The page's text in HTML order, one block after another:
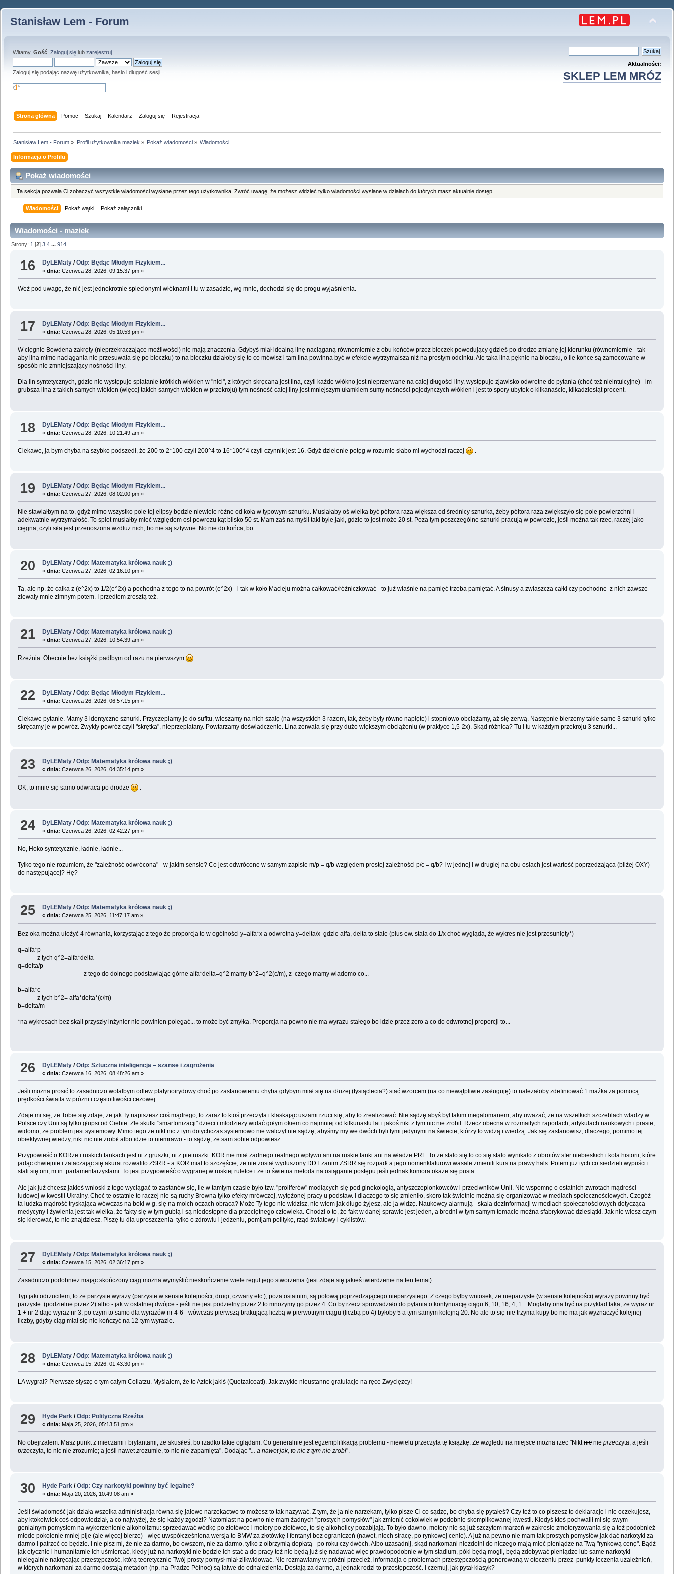
Stanisław Lem - Forum
Witamy, Gość Zaloguj się lub zarejestruj
Zaloguj się podając nazwę użytkownika, hasło i długość sesji
Aktualności:
SKLEP LEM MRÓZ
Strona główna Pomoc Szukaj Kalendarz Zaloguj się Rejestracja
Stanisław Lem - Forum » Profil użytkownika maziek » Pokaż wiadomości» Wiadomości
Informacja o Profilu
Pokaż wiadomości
Ta sekcja pozwala Ci zobaczyć wszystkie wiadomości wysłane przez tego użytkownika. Zwróć uwagę, że możesz widzieć tylko wiadomości wysłane w działach do których masz aktualnie dostęp.
Wiadomości Pokaż wątki Pokaż załączniki
Wiadomości - maziek
Strony: 1 [2]3 4 ...914
16 DyLEMaty /Odp: Będąc Młodym Fizykiem...
«dnia: Czerwca 28, 2026, 09:15:37 pm »
Weź pod uwagę, że nić jest jednokrotnie splecionymi włóknami i tu w zasadzie, wg mnie, dochodzi się do progu wyjaśnienia.
17 DyLEMaty /Odp: Będąc Młodym Fizykiem...
«dnia: Czerwca 28, 2026, 05:10:53 pm »
W cięgnie Bowdena zakręty (nieprzekraczające możliwości) nie mają znaczenia. Gdybyś miał idealną linę naciąganą równomiernie z obu końców przez bloczek powodujący gdzieś po drodze zmianę jej kierunku (równomiernie - tak
aby lina mimo naciągania nie przesuwała się po bloczku) to na bloczku działoby się to co mówisz i tam lina powinna być w efekcie wytrzymalsza niż na prostym odcinku. Ale taka lina pęknie na bloczku, o ile końce są zamocowane w
sposób nie zmniejszający nośności liny.
Dla lin syntetycznych, gdzie nie występuje splatanie krótkich włókien w "nici", z których skręcana jest lina, czyli każde włókno jest nieprzerwane na całej długości liny, występuje zjawisko odwrotne do pytania (choć też nieintuicyjne) - im
grubsza lina z takich samych włókien (więcej takich samych włókien w przekroju) tym nośność całej liny jest mniejszym ułamkiem sumy nośności pojedynczych włókien i jest to spory ubytek o kilkanaście, kilkadziesiąt procent.
18 DyLEMaty /Odp: Będąc Młodym Fizykiem...
«dnia: Czerwca 28, 2026, 10:21:49 am »
Ciekawe, ja bym chyba na szybko podszedł, że 200 to 2*100 czyli 200^4 to 16*100^4 czyli czynnik jest 16. Gdyż dzielenie potęg w rozumie słabo mi wychodzi raczej .
19 DyLEMaty /Odp: Będąc Młodym Fizykiem...
«dnia: Czerwca 27, 2026, 08:02:00 pm »
Nie stawiałbym na to, gdyż mimo wszystko pole tej elipsy będzie niewiele różne od koła w typowym sznurku. Musiałaby oś wielka być półtora raza większa od średnicy sznurka, żeby półtora raza zwiększyło się pole powierzchni i
adekwatnie wytrzymałość. To splot musiałby mieć względem osi powrozu kąt blisko 50 st. Mam zaś na myśli taki byle jaki, gdzie to jest może 20 st. Poza tym poszczególne sznurki pracują w powrozie, jeśli można tak rzec, raczej jako
cięgna, czyli siła jest przenoszona wzdłuż nich, bo nie są sztywne. No nie do końca, bo...
20 DyLEMaty /Odp: Matematyka królowa nauk ;)
«dnia: Czerwca 27, 2026, 02:16:10 pm »
Ta, ale np. że całka z (e^2x) to 1/2(e^2x) a pochodna z tego to na powrót (e^2x) - i tak w koło Macieju można całkować/różniczkować - to już właśnie na pamięć trzeba pamiętać. A śinusy a zwłaszcza całki czy pochodne z nich zawsze
zlewały mnie zimnym potem. I przedtem zresztą też.
21 DyLEMaty /Odp: Matematyka królowa nauk ;)
«dnia: Czerwca 27, 2026, 10:54:39 am »
Rzeźnia. Obecnie bez książki padłbym od razu na pierwszym .
22 DyLEMaty /Odp: Będąc Młodym Fizykiem...
«dnia: Czerwca 26, 2026, 06:57:15 pm »
Ciekawe pytanie. Mamy 3 identyczne sznurki. Przyczepiamy je do sufitu, wieszamy na nich szalę (na wszystkich 3 razem, tak, żeby były równo napięte) i stopniowo obciążamy, aż się zerwą. Następnie bierzemy takie same 3 sznurki tylko
skręcamy je w powróz. Zwykły powróz czyli "skrętka", nieprzeplatany. Powtarzamy doświadczenie. Lina zerwała się przy dużo większym obciążeniu (w praktyce 1,5-2x). Skąd różnica? Tu i tu w każdym przekroju 3 sznurki...
23 DyLEMaty /Odp: Matematyka królowa nauk ;)
«dnia: Czerwca 26, 2026, 04:35:14 pm »
OK, to mnie się samo odwraca po drodze .
24 DyLEMaty /Odp: Matematyka królowa nauk ;)
«dnia: Czerwca 26, 2026, 02:42:27 pm »
No, Hoko syntetycznie, ładnie, ładnie...
Tylko tego nie rozumiem, że "zależność odwrócona" - w jakim sensie? Co jest odwrócone w samym zapisie m/p = q/b względem prostej zależności p/c = q/b? I w jednej i w drugiej na obu osiach jest wartość poprzedzająca (bliżej OXY)
do następującej? Hę?
25 DyLEMaty /Odp: Matematyka królowa nauk ;)
«dnia: Czerwca 25, 2026, 11:47:17 am »
Bez oka można ułożyć 4 równania, korzystając z tego że proporcja to w ogólności y=alfa*x a odwrotna y=delta/x gdzie alfa, delta to stałe (plus ew. stała do 1/x choć wygląda, że wykres nie jest przesunięty*)
q=alfa*p
z tych q^2=alfa*delta
q=delta/p
z tego do dolnego podstawiając górne alfa*delta=q^2 mamy b^2=q^2(c/m), z czego mamy wiadomo co...
b=alfa*c
z tych b^2= alfa*delta*(c/m)
b=delta/m
*na wykresach bez skali przyszły inżynier nie powinien polegać... to może być zmyłka. Proporcja na pewno nie ma wyrazu stałego bo idzie przez zero a co do odwrotnej proporcji to...
26 DyLEMaty /Odp: Sztuczna inteligencja – szanse i zagrożenia
«dnia: Czerwca 16, 2026, 08:48:26 am »
Jeśli można prosić to zasadniczo wolałbym odlew platynoirydowy choć po zastanowieniu chyba gdybym miał się na dłużej (tysiąclecia?) stać wzorcem (na co niewątpliwie zasługuję) to należałoby zdefiniować 1 maźka za pomocą
prędkości światła w próżni i częstotliwości cezowej.
Zdaje mi się, że Tobie się zdaje, że jak Ty napiszesz coś mądrego, to zaraz to ktoś przeczyta i klaskając uszami rzuci się, aby to zrealizować. Nie sądzę abyś był takim megalomanem, aby uważać, że na wszelkich szczeblach władzy w
Polsce czy Unii są tylko głupsi od Ciebie. Złe skutki "smarfonizacji" dzieci i młodzieży widać gołym okiem co najmniej od kilkunastu lat i jakoś nikt z tym nic nie zrobił. Rzecz obecna w rozmaitych raportach, artykułach naukowych i prasie,
widomo, że problem jest systemowy. Mimo tego że nikt nic z tym dotychczas systemowo nie walczył nie sądzę, abyśmy my we dwóch byli tymi jedynymi na świecie, którzy to widzą i wiedzą. Jak się zastanowisz, dlaczego, pomimo tej
obiektywnej wiedzy, nikt nic nie zrobił albo idzie to niemrawo - to sądzę, że sam sobie odpowiesz.
Przypowieść o KORze i ruskich tankach jest ni z gruszki, ni z pietruszki. KOR nie miał żadnego realnego wpływu ani na ruskie tanki ani na władze PRL. To że stało się to co się stało wynikało z obrotów sfer niebieskich i koła historii, które
jadąc chwiejnie i zataczając się akurat rozwaliło ZSRR - a KOR miał to szczęście, że nie został wyduszony DDT zanim ZSRR się rozpadł a jego nomenklaturowi wasale zmienili kurs na prawy hals. Potem już tych co siedzieli wypuści i
stali się oni, m.in. parlamentarzystami. To jest przypowieść o wygranej w ruskiej ruletce i że to świetna metoda na osiąganie postępu jeśli jednak komora okaże się pusta.
Ale jak już chcesz jakieś wnioski z tego wyciągać to zastanów się, ile w tamtym czasie było tzw. "proliferów" modlących się pod ginekologią, antyszczepionkowców i przeciwników Unii. Nie wspomnę o ostatnich zwrotach mądrości
ludowej w kwestii Ukrainy. Choć te ostatnie to raczej nie są ruchy Browna tylko efekty mrówczej, wytężonej pracy u podstaw. I dlaczego to się zmieniło, skoro tak świetnie można się organizować w mediach społecznościowych. Czegóż
ta ludzka mądrość tryskająca wówczas na boki w g. się na moich oczach obraca? Może Ty tego nie widzisz, nie wiem jak długo żyjesz, ale ja widzę. Naukowcy alarmują - skala dezinformacji w mediach społecznościowych dotycząca
medycyny i żywienia jest tak wielka, że fakty się w tym gubią i są niedostępne dla przeciętnego człowieka. Chodzi o to, że fakt w danej sprawie jest jeden, a bredni w tym samym temacie można sfabrykować dziesiątki. Jak nie wiesz czym
się kierować, to nie znajdziesz. Piszę tu dla uproszczenia tylko o zdrowiu i jedzeniu, pomijam politykę, rząd światowy i cyklistów.
27 DyLEMaty /Odp: Matematyka królowa nauk ;)
«dnia: Czerwca 15, 2026, 02:36:17 pm »
Zasadniczo podobnież mając skończony ciąg można wymyślić nieskończenie wiele reguł jego stworzenia (jest zdaje się jakieś twierdzenie na ten temat).
Typ jaki odrzuciłem, to że parzyste wyrazy (parzyste w sensie kolejności, drugi, czwarty etc.), poza ostatnim, są połową poprzedzającego nieparzystego. Z czego byłby wniosek, że nieparzyste (w sensie kolejności) wyrazy powinny być
parzyste (podzielne przez 2) albo - jak w ostatniej dwójce - jeśli nie jest podzielny przez 2 to mnożymy go przez 4. Co by rzecz sprowadzało do pytania o kontynuację ciągu 6, 10, 16, 4, 1... Mogłaby ona być na przykład taka, ze wyraz nr
1 + nr 2 daje wyraz nr 3, po czym to samo dla wyrazów nr 4-6 - wówczas pierwszą brakującą liczbą w pierwotnym ciągu (liczbą po 4) byłoby 5 a tym samym kolejną 20. No ale to się nie trzyma kupy bo nie ma jak wyznaczyć kolejnej
liczby, gdyby ciąg miał się nie kończyć na 12-tym wyrazie.
28 DyLEMaty /Odp: Matematyka królowa nauk ;)
«dnia: Czerwca 15, 2026, 01:43:30 pm »
LA wygrał? Pierwsze słyszę o tym całym Collatzu. Myślałem, że to Aztek jakiś (Quetzalcoatl). Jak zwykle nieustanne gratulacje na ręce Zwycięzcy!
29 Hyde Park /Odp: Polityczna Rzeźba
«dnia: Maja 25, 2026, 05:13:51 pm »
No obejrzałem. Masz punkt z mieczami i brylantami, że skusiłeś, bo rzadko takie oglądam. Co generalnie jest egzemplifikacją problemu - niewielu przeczyta tę książkę. Ze względu na miejsce można rzec "Niktnicnie przeczyta; a jeśli
przeczyta, to nic nie zrozumie; a jeśli nawetzrozumie, to nic nie zapamięta". Dodając "... a nawet jak, to nic z tym nie zrobi".
30 Hyde Park /Odp: Czy narkotyki powinny być legalne?
«dnia: Maja 20, 2026, 10:49:08 am »
Jeśli świadomość jak działa wszelka administracja równa się jałowe narzekactwo to możesz to tak nazywać. Z tym, że ja nie narzekam, tylko pisze Ci co sądzę, bo chyba się pytałeś? Czy też to co piszesz to deklaracje i nie oczekujesz,
aby ktokolwiek coś odpowiedział, a co najwyżej, że się każdy zgodzi? Natomiast na pewno nie mam żadnych "prostych pomysłów" jak zmienić cokolwiek w podobnie skomplikowanej kwestii. Kiedyś ktoś pochwalił mi się swym
genialnym pomysłem na wykorzenienie alkoholizmu: sprzedawać wódkę po złotówce i motory po złotówce, to się alkoholicy pozabijają. To było dawno, motory nie są już szczytem marzeń w zakresie zmotoryzowania się a też podobnież
młode pokolenie mniej pije (ale więcej bierze) - więc uwspółcześniona wersja to BMW za złotówkę i fentanyl bez ograniczeń (nawet, niech stracę, po rynkowej cenie). A już na pewno nie mam tak prostych pomysłów jak dać narkotyki za
darmo i patrzeć co będzie. I nie pisz mi, że nie za darmo, bo owszem, nie za darmo, tylko z olbrzymią dopłatą - po roku czy dwóch. Albo uzasadnij, skąd narkomani niezdolni do niczego mają mieć pieniądze na Twą "rynkową cenę". Bądź
jak etycznie i humanitarnie ich uśmiercać, kiedy już na narkotyki nie będzie ich stać a do pracy też nie będą już się nadawać więc prawdopodobnie w tym stadium, póki będą mogli, będą zdobywać pieniądze lub same narkotyki
nielegalnie nakręcając przestępczość, którą teoretycznie Twój prosty pomysł miał zlikwidować. Nie rozmawiamy w próżni przecież, informacja o problemach przestępczością generowaną w otoczeniu przez punkty leczenia uzależnień,
w których narkomani za darmo dostają metadon (np. na Pradze Północ) są łatwe do odnalezienia. Dostają za darmo, a jednak rodzi to przestępczość. I czemuj, jak pytał klasyk?